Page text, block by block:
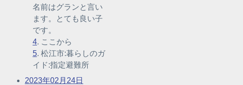
名前はグランと言い
ます。とても良い子
です。
4. ここから
5. 松江市:暮らしのガ
イド:指定避難所
2023年02月24日